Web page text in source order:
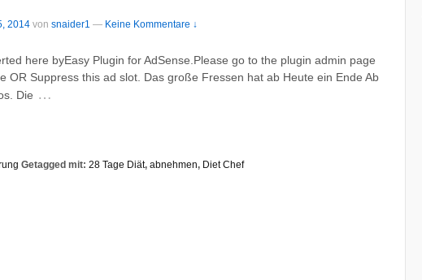
2014 von snaider1 — Keine Kommentare ↓
here byEasy Plugin for AdSense.Please go to the plugin admin page
OR Suppress this ad slot. Das große Fressen hat ab Heute ein Ende Ab
Die …
Getagged mit: 28 Tage Diät, abnehmen, Diet Chef